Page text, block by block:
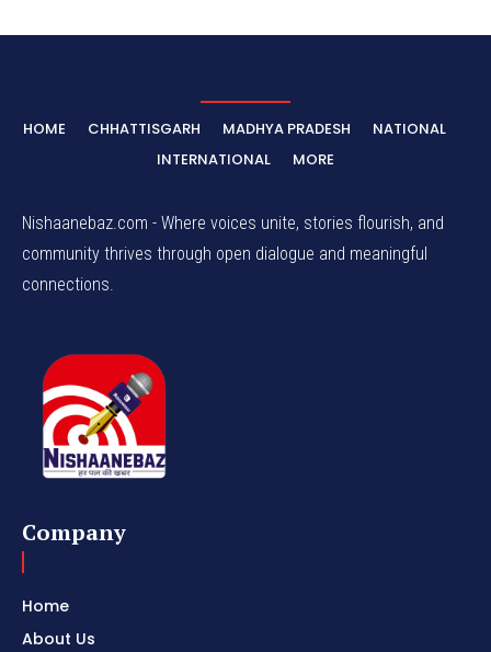
HOME CHHATTISGARH MADHYA PRADESH
NATIONAL
INTERNATIONAL
MORE
Nishaanebaz.com - Where voices unite, stories flourish, and
community thrives through open dialogue and meaningful
connections.
Company
Home
About Us